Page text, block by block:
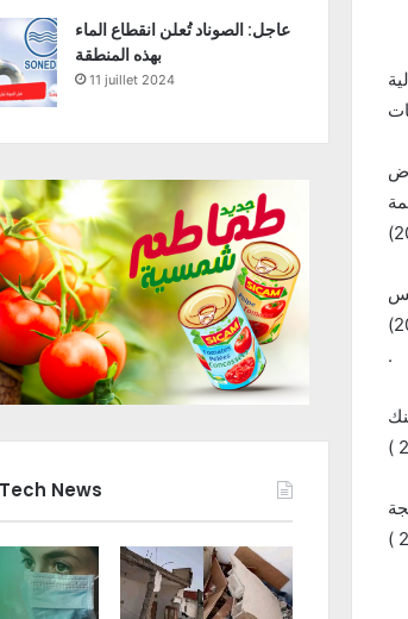
4 مشاريع مالية
31 جانفي 2018 بين تونس
والوكالة الفرنسية للتنمية للمساهمة في تمويل الجيل الثاني من برنامج تهذيب وإدماج الأحياء السكنية (33 لسنة 2018)
.
تونس والبنك
عاجل: الصوناد تُعلن انقطاع الماء
بهذه المنطقة
11 juillet 2024
News